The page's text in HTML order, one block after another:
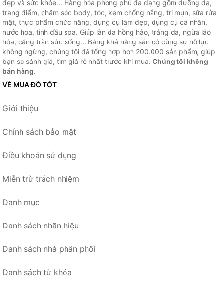
đẹp và sức khỏe... Hàng hóa phong phú đa dạng gồm dưỡng da,
trang điểm, chăm sóc body, tóc, kem chống nắng, trị mụn, sữa rửa
mặt, thực phẩm chức năng, dụng cụ làm đẹp, dụng cụ cá nhân,
nước hoa, tinh dầu spa. Giúp làn da hồng hào, trắng da, ngừa lão
hóa, căng tràn sức sống... Bằng khả năng sẵn có cùng sự nỗ lực
không ngừng, chúng tôi đã tổng hợp hơn 200.000 sản phẩm, giúp
bạn so sánh giá, tìm giá rẻ nhất trước khi mua. Chúng tôi không
bán hàng.
VỀ MUA ĐỒ TỐT
Giới thiệu
Chính sách bảo mật
Điều khoản sử dụng
Miễn trừ trách nhiệm
Danh mục
Danh sách nhãn hiệu
Danh sách nhà phân phối
Danh sách từ khóa